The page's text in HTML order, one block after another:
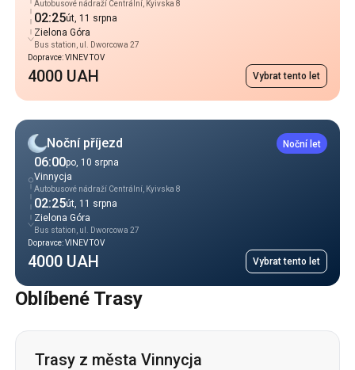
Autobusové nádraží Centrální, Kyivska 8
02:25út, 11 srpna
Zielona Góra
Bus station, ul. Dworcowa 27
Dopravce: VINEV TOV
4000 UAH Vybrat tento let
Noční příjezd Noční let
06:00po, 10 srpna
Vinnycja
Autobusové nádraží Centrální, Kyivska 8
02:25út, 11 srpna
Zielona Góra
Bus station, ul. Dworcowa 27
Dopravce: VINEV TOV
4000 UAH Vybrat tento let
Oblíbené Trasy
Trasy z města Vinnycja